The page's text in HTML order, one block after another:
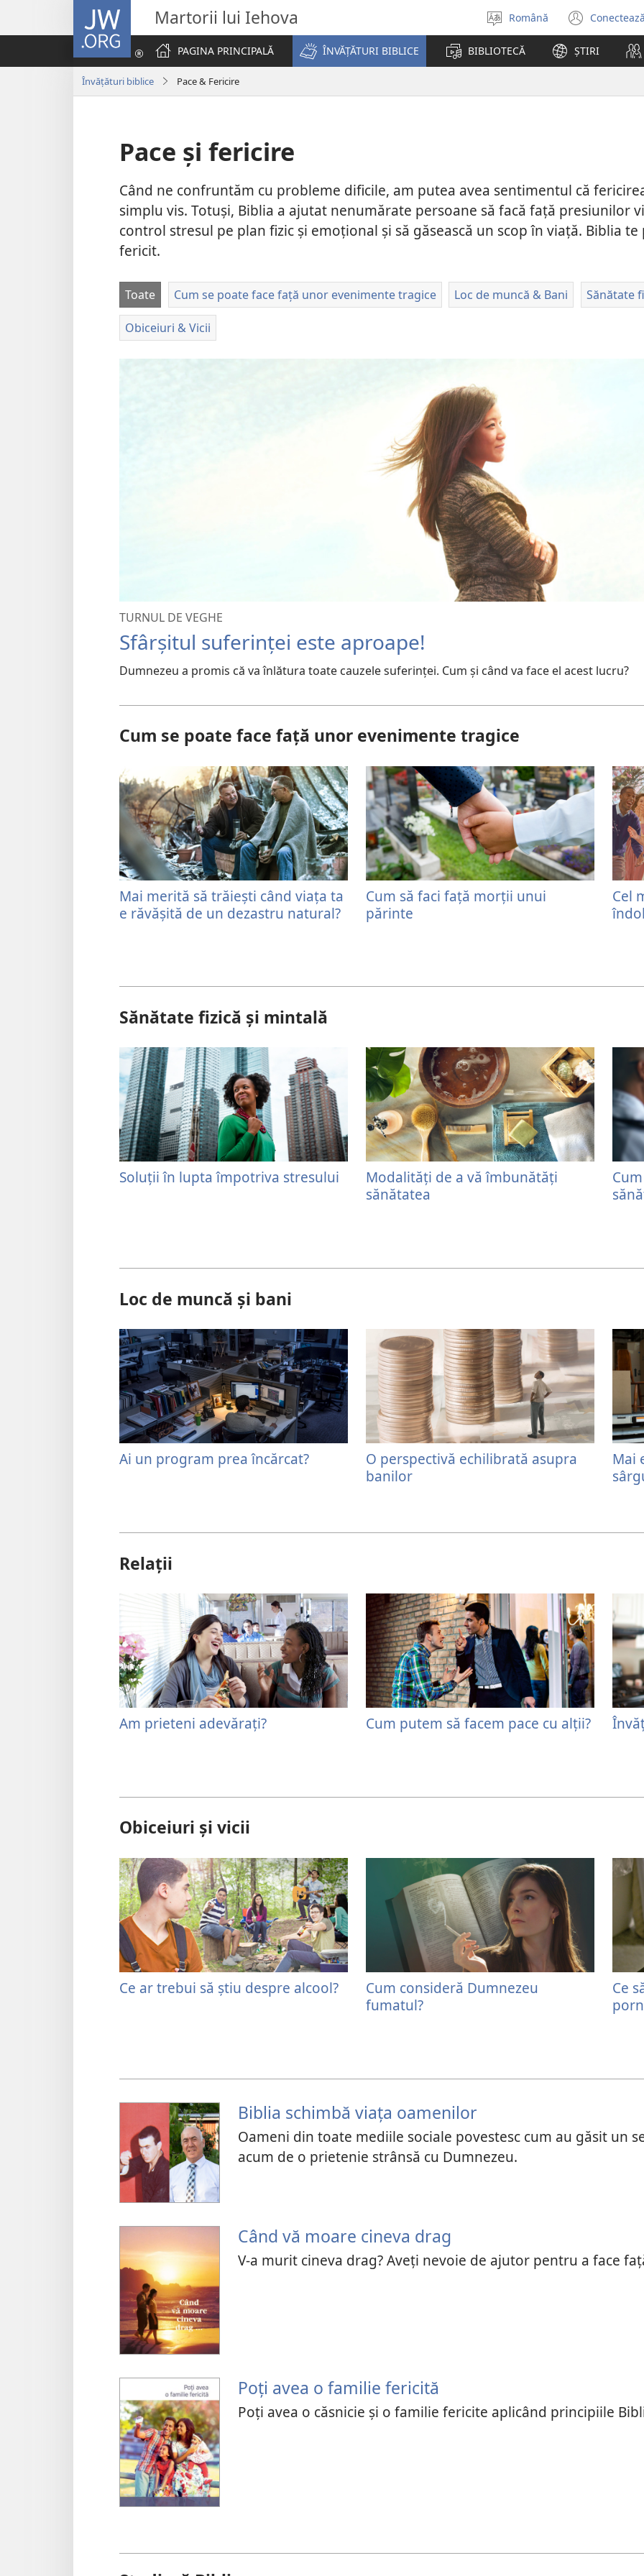
JW.ORG Martorii lui Iehova
Selectaţi
limba
Română
(se
PAGINA PRINCIPALĂ
ÎNVĂȚĂTURI BIBLICE BIBLIOTECĂ ȘTIRI
Învățături biblice Pace & Fericire
Pace și fericire
Când ne confruntăm cu probleme dificile, am putea avea sentimentul că
simplu vis. Totuși, Biblia a ajutat nenumărate persoane să facă față presiunilor
control stresul pe plan fizic și emoțional și să găsească un scop în viață. Biblia
fericit.
Toate Cum se poate face față unor evenimente tragice Loc de muncă & Bani Sănătate
Obiceiuri & Vicii
TURNUL DE VEGHE
Sfârşitul suferinţei este aproape!
Dumnezeu a promis că va înlătura toate cauzele suferinţei. Cum şi când va face el acest lucru?
Cum se poate face față unor evenimente tragice
Mai merită să trăiești când viața ta
e răvășită de un dezastru natural?
Cum să faci față morții unui
părinte
Cel
Sănătate fizică și mintală
Soluții în lupta împotriva stresului
Modalităţi de a vă îmbunătăţi
sănătatea
Loc de muncă și bani
Ai un program prea încărcat?
O perspectivă echilibrată asupra
banilor
Mai
Relații
Am prieteni adevăraţi? Cum putem să facem pace cu alţii?
Obiceiuri și vicii
Ce ar trebui să știu despre alcool?
Cum consideră Dumnezeu
fumatul?
Ce
Biblia schimbă viața oamenilor
Oameni din toate mediile sociale povestesc cum au găsit un
acum de o prietenie strânsă cu Dumnezeu.
Când vă moare cineva drag
V-a murit cineva drag? Aveți nevoie de ajutor pentru a face
Poţi avea o familie fericită
Poţi avea o căsnicie şi o familie fericite aplicând principiile